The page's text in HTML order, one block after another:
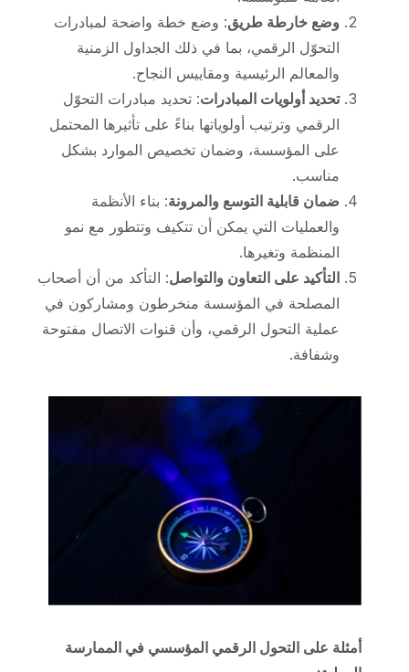
وضع خارطة طريق: وضع خطة واضحة لمبادرات
التحوّل الرقمي، بما في ذلك الجداول الزمنية
والمعالم الرئيسية ومقاييس النجاح.
تحديد أولويات المبادرات: تحديد مبادرات التحوّل
الرقمي وترتيب أولوياتها بناءً على تأثيرها المحتمل
على المؤسسة، وضمان تخصيص الموارد بشكل
مناسب.
ضمان قابلية التوسع والمرونة: بناء الأنظمة
والعمليات التي يمكن أن تتكيف وتتطور مع نمو
المنظمة وتغيرها.
التأكيد على التعاون والتواصل: التأكد من أن أصحاب
المصلحة في المؤسسة منخرطون ومشاركون في
عملية التحول الرقمي، وأن قنوات الاتصال مفتوحة
وشفافة.
أمثلة على التحول الرقمي المؤسسي في الممارسة